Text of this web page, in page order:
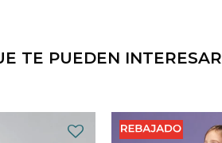
TE PUEDEN INTERESAR